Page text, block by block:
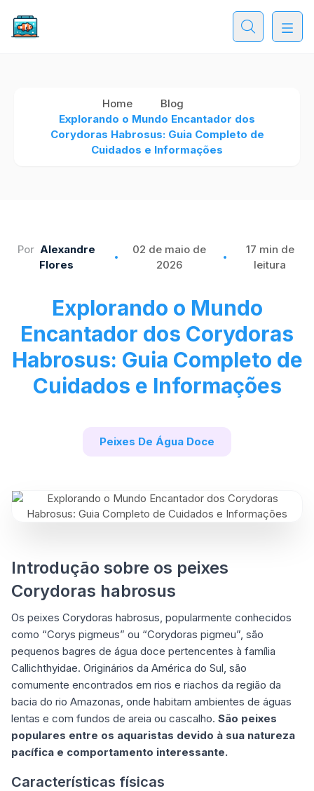
Home
Blog
Explorando o Mundo Encantador dos
Corydoras Habrosus: Guia Completo de
Cuidados e Informações
Por Alexandre
Flores
02 de maio de
2026
17 min de
leitura
Explorando o Mundo
Encantador dos Corydoras
Habrosus: Guia Completo de
Cuidados e Informações
Peixes De Água Doce
Introdução sobre os peixes
Corydoras habrosus
Os peixes Corydoras habrosus, popularmente conhecidos
como “Corys pigmeus” ou “Corydoras pigmeu”, são
pequenos bagres de água doce pertencentes à família
Callichthyidae. Originários da América do Sul, são
comumente encontrados em rios e riachos da região da
bacia do rio Amazonas, onde habitam ambientes de águas
lentas e com fundos de areia ou cascalho. São peixes
populares entre os aquaristas devido à sua natureza
pacífica e comportamento interessante.
Características físicas